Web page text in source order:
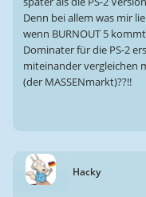
Denn bei allem was mir
wenn BURNOUT 5
Dominater für die PS-2
miteinander vergleichen
(der MASSENmarkt)??!!
Hacky